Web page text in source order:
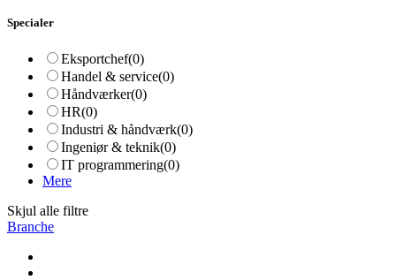
Specialer
Eksportchef(0)
Handel & service(0)
Håndværker(0)
HR(0)
Industri & håndværk(0)
Ingeniør & teknik(0)
IT programmering(0)
Mere
Skjul alle filtre
Branche